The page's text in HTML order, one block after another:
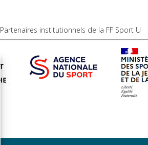
Partenaires institutionnels de la FF Sport U